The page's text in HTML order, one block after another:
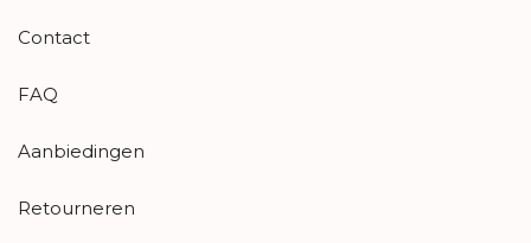
Contact
FAQ
Aanbiedingen
Retourneren